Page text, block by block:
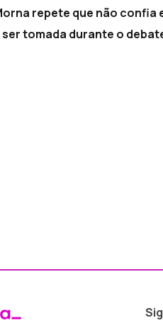
repete que não confia
tomada durante o